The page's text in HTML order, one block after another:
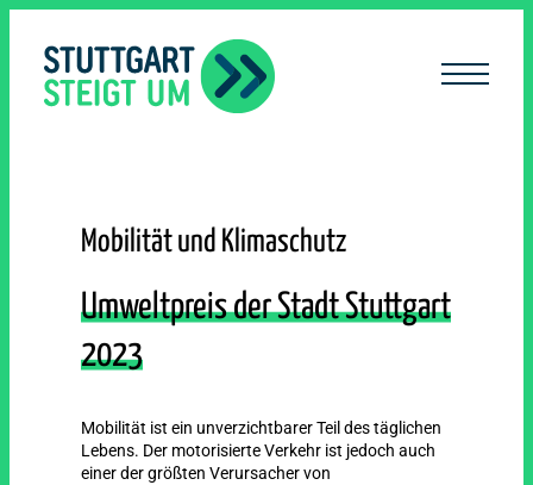
Mobilität und Klimaschutz
Umweltpreis der Stadt Stuttgart
2023
Mobilität ist ein unverzichtbarer Teil des täglichen
Lebens. Der motorisierte Verkehr ist jedoch auch
einer der größten Verursacher von